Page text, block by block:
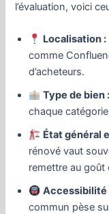
l’évaluation, voici
Localisation :
comme
d’acheteurs.
Type de bien :
chaque
État général
rénové vaut
remettre au goût
Accessibilité
commun pèse